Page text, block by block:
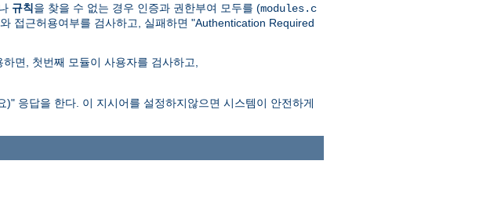
규칙을 찾을 수 없는 경우 인증과 권한부여 모두를 (modules.c
접근허용여부를 검사하고, 실패하면 "Authentication Required
면, 첫번째 모듈이 사용자를 검사하고,
응답을 한다. 이 지시어를 설정하지않으면 시스템이 안전하게